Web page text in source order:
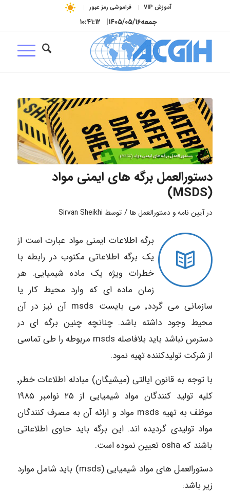
آموزش VIP فراموشی رمز عبور
جمعه۱۴۰۵/۰۵/۱۶| ۱۰:۴۱:۱۲
دستورالعمل برگه های ایمنی مواد
(MSDS)
درآیین نامه و دستورالعمل ها / توسط Sirvan Sheikhi
برگه اطلاعات ایمنی مواد عبارت است از
یک برگه اطلاعاتی مکتوب در رابطه با
خطرات ویژه یک ماده شیمیایی. هر
زمان ماده ای که وارد محیط کار یا
سازمانی می گردد٬ می بایست msds آن نیز در آن
محیط وجود داشته باشد. چنانچه چنین برگه ای در
دسترس نباشد باید بلافاصله msds مربوطه را طی تماسی
از شرکت تولیدکننده تهیه نمود.
با توجه به قانون ایالتی (میشیگان) مبادله اطلاعات خطر٬
کلیه تولید کنندگان مواد شیمیایی از ۲۵ نوامبر ۱۹۸۵
موظف به تهیه msds مواد و ارائه آن به مصرف کنندگان
مواد تولیدی گردیده اند. این برگه باید حاوی اطلاعاتی
باشند که osha تعیین نموده است.
دستورالعمل های مواد شیمیایی (msds) باید شامل موارد
زیر باشد: